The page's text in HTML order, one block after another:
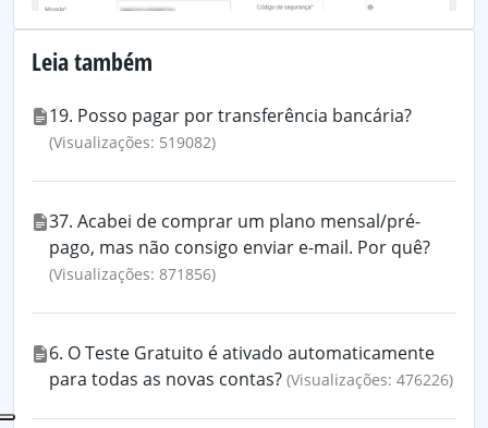
Leia também
19. Posso pagar por transferência bancária?
(Visualizações: 519082)
37. Acabei de comprar um plano mensal/pré-
pago, mas não consigo enviar e-mail. Por quê?
(Visualizações: 871856)
6. O Teste Gratuito é ativado automaticamente
para todas as novas contas? (Visualizações: 476226)